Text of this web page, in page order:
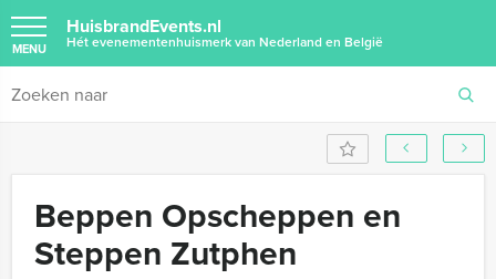
HuisbrandEvents.nl
Hét evenementenhuismerk van Nederland en België
MENU
Beppen Opscheppen en
Steppen Zutphen